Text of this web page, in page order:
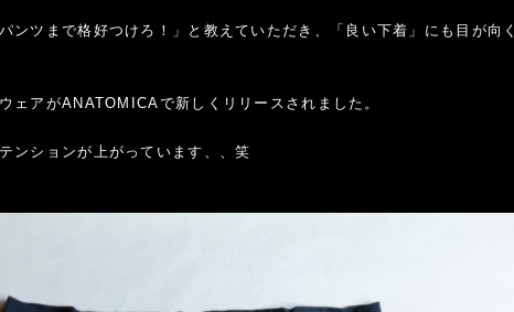
ンツまで格好つけろ！」と教えていただき、「良い下着」にも目が向く
ェアがANATOMICAで新しくリリースされました。
ンションが上がっています、、笑